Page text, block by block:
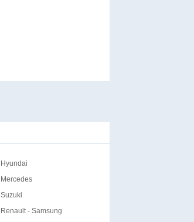
Hyundai
Mercedes
Suzuki
Renault - Samsung